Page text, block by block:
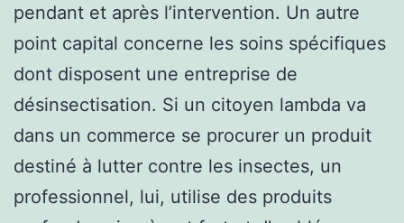
pendant et après l’intervention. Un autre
point capital concerne les soins spécifiques
dont disposent une entreprise de
désinsectisation. Si un citoyen lambda va
dans un commerce se procurer un produit
destiné à lutter contre les insectes, un
professionnel, lui, utilise des produits